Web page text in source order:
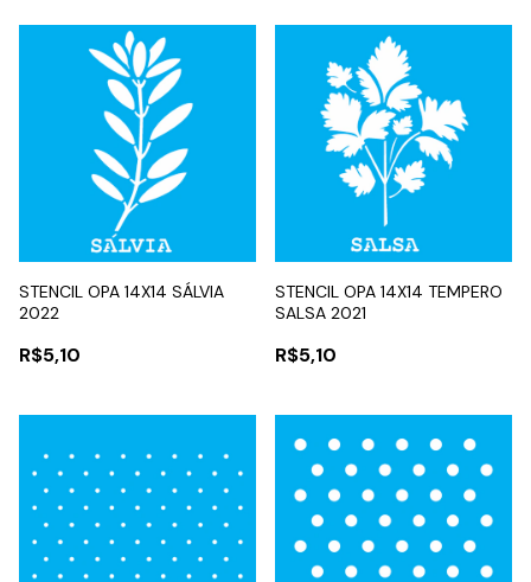
STENCIL OPA 14X14 SÁLVIA
2022
R$5,10
STENCIL OPA 14X14 TEMPERO
SALSA 2021
R$5,10